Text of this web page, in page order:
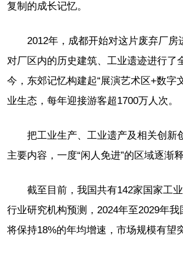
复制的成长记忆。
2012年，成都开始对这片废弃厂房
对厂区内的历史建筑、工业遗迹进行了
今，东郊记忆构建起“展演艺术区+数字
业生态，每年迎接游客超1700万人次。
把工业生产、工业遗产及相关创新
主要内容，一度“闲人免进”的区域逐渐
截至目前，我国共有142家国家工业
行业研究机构预测，2024年至2029年
将保持18%的年均增速，市场规模有望